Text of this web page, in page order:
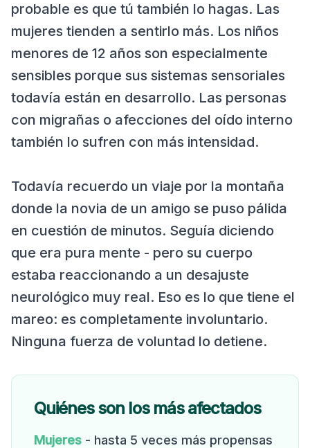
probable es que tú también lo hagas. Las
mujeres tienden a sentirlo más. Los niños
menores de 12 años son especialmente
sensibles porque sus sistemas sensoriales
todavía están en desarrollo. Las personas
con migrañas o afecciones del oído interno
también lo sufren con más intensidad.
Todavía recuerdo un viaje por la montaña
donde la novia de un amigo se puso pálida
en cuestión de minutos. Seguía diciendo
que era pura mente - pero su cuerpo
estaba reaccionando a un desajuste
neurológico muy real. Eso es lo que tiene el
mareo: es completamente involuntario.
Ninguna fuerza de voluntad lo detiene.
Quiénes son los más afectados
Mujeres - hasta 5 veces más propensas